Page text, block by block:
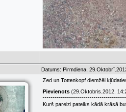
Datums: Pirmdiena,
Zed un Tottenkopf diemžēl
Pievienots (29.Oktobris.2012,
Kurš pareizi pateiks kādā krāsā